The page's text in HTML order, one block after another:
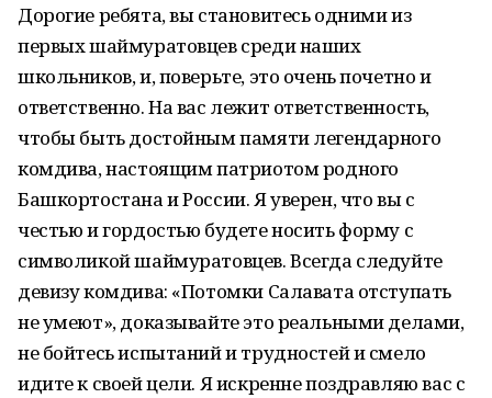
Дорогие ребята, вы становитесь одними из
первых шаймуратовцев среди наших
школьников, и, поверьте, это очень почетно и
ответственно. На вас лежит ответственность,
чтобы быть достойным памяти легендарного
комдива, настоящим патриотом родного
Башкортостана и России. Я уверен, что вы с
честью и гордостью будете носить форму с
символикой шаймуратовцев. Всегда следуйте
девизу комдива: «Потомки Салавата отступать
не умеют», доказывайте это реальными делами,
не бойтесь испытаний и трудностей и смело
идите к своей цели. Я искренне поздравляю вас с